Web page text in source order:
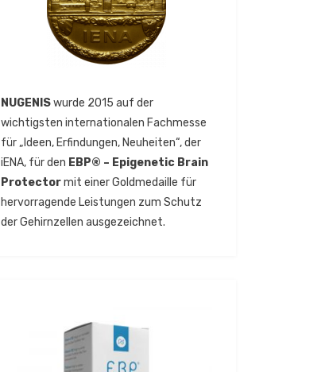
NUGENISwurde 2015 auf der
wichtigsten internationalen Fachmesse
für „Ideen, Erfindungen, Neuheiten“, der
iENA, für den EBP® – Epigenetic Brain
Protectormit einer Goldmedaille für
hervorragende Leistungen zum Schutz
der Gehirnzellen ausgezeichnet.